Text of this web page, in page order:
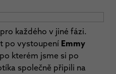
každého v jiné fázi.
po vystoupení Emmy
kterém jsme si po
společně připili na